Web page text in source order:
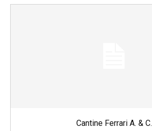
Cantine Ferrari A. & C.